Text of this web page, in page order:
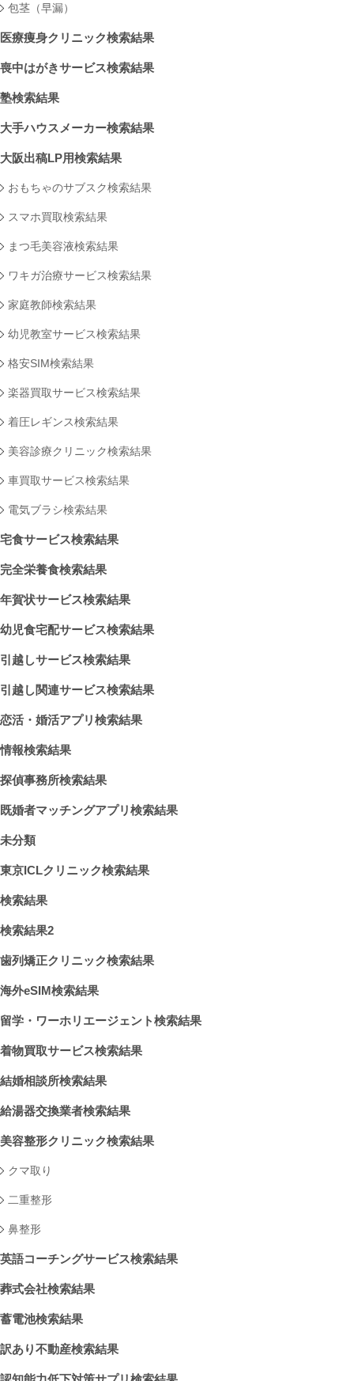
包茎（早漏）
医療痩身クリニック検索結果
喪中はがきサービス検索結果
塾検索結果
大手ハウスメーカー検索結果
大阪出稿LP用検索結果
おもちゃのサブスク検索結果
スマホ買取検索結果
まつ毛美容液検索結果
ワキガ治療サービス検索結果
家庭教師検索結果
幼児教室サービス検索結果
格安SIM検索結果
楽器買取サービス検索結果
着圧レギンス検索結果
美容診療クリニック検索結果
車買取サービス検索結果
電気ブラシ検索結果
宅食サービス検索結果
完全栄養食検索結果
年賀状サービス検索結果
幼児食宅配サービス検索結果
引越しサービス検索結果
引越し関連サービス検索結果
恋活・婚活アプリ検索結果
情報検索結果
探偵事務所検索結果
既婚者マッチングアプリ検索結果
未分類
東京ICLクリニック検索結果
検索結果
検索結果2
歯列矯正クリニック検索結果
海外eSIM検索結果
留学・ワーホリエージェント検索結果
着物買取サービス検索結果
結婚相談所検索結果
給湯器交換業者検索結果
美容整形クリニック検索結果
クマ取り
二重整形
鼻整形
英語コーチングサービス検索結果
葬式会社検索結果
蓄電池検索結果
訳あり不動産検索結果